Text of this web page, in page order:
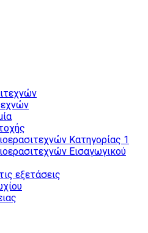
Κατηγορίας 1
Εισαγωγικού
εξετάσεις